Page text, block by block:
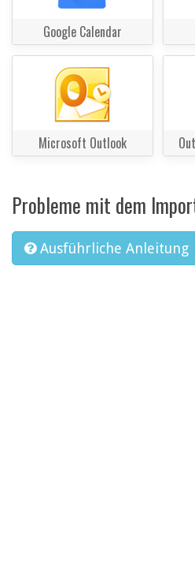
Google Calendar
Microsoft Outlook
Probleme mit dem
Ausführliche Anleitung